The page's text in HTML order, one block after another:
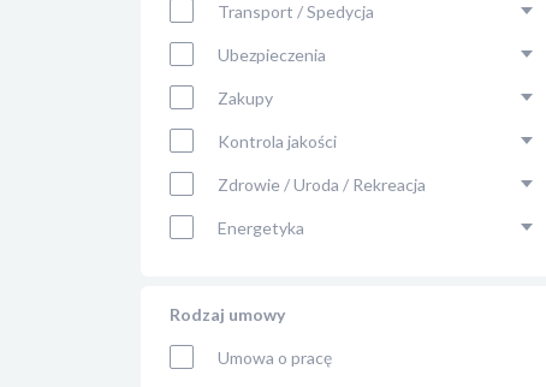
Transport / Spedycja
Ubezpieczenia
Zakupy
Kontrola jakości
Zdrowie / Uroda / Rekreacja
Energetyka
Rodzaj umowy
Umowa o pracę